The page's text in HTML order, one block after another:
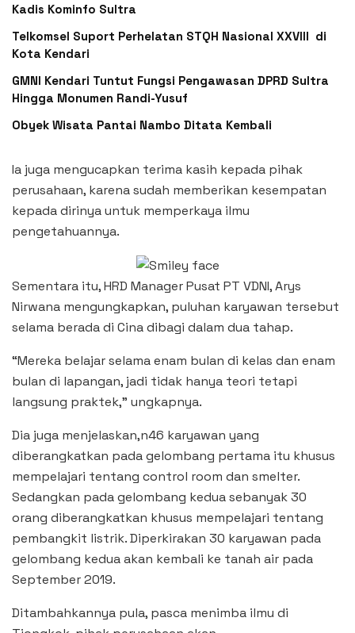
Kadis Kominfo Sultra
Telkomsel Suport Perhelatan STQH Nasional XXVIII di
Kota Kendari
GMNI Kendari Tuntut Fungsi Pengawasan DPRD Sultra
Hingga Monumen Randi-Yusuf ‎
Obyek Wisata Pantai Nambo Ditata Kembali
Ia juga mengucapkan terima kasih kepada pihak
perusahaan, karena sudah memberikan kesempatan
kepada dirinya untuk memperkaya ilmu
pengetahuannya.
Sementara itu, HRD Manager Pusat PT VDNI, Arys
Nirwana mengungkapkan, puluhan karyawan tersebut
selama berada di Cina dibagi dalam dua tahap.
“Mereka belajar selama enam bulan di kelas dan enam
bulan di lapangan, jadi tidak hanya teori tetapi
langsung praktek,” ungkapnya.
Dia juga menjelaskan,n46 karyawan yang
diberangkatkan pada gelombang pertama itu khusus
mempelajari tentang control room dan smelter.
Sedangkan pada gelombang kedua sebanyak 30
orang diberangkatkan khusus mempelajari tentang
pembangkit listrik. Diperkirakan 30 karyawan pada
gelombang kedua akan kembali ke tanah air pada
September 2019.
Ditambahkannya pula, pasca menimba ilmu di